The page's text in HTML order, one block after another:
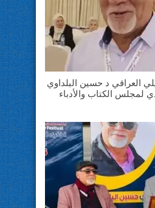
العراقي د حسين البلداوي
لمجلس الكتاب والأدباء